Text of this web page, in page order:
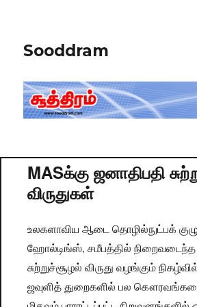
Sooddram
MASக்கு ஜனாதிபதி
விருதுகள்
உலகளாவிய ஆடை தொழில்நுட்பக்
ஹோல்டிங்ஸ், சமீபத்தில் நிறைவடைந்த
சுற்றுச்சூழல் விருது வழங்கும்
ஜவுளித் துறைகளில் பல